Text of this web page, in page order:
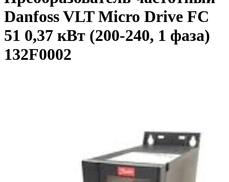
Danfoss VLT Micro Drive FC
51 0,37 кВт (200-240, 1 фаза)
132F0002